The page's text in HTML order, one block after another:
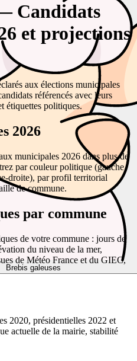
Brebis galeuses
Candidats
et projections
aux élections municipales
référencés avec leurs
étiquettes politiques.
2026
municipales 2026 dans plus de
par couleur politique (gauche,
droite), par profil territorial
de commune.
par commune
de votre commune : jours de
du niveau de la mer,
de Météo France et du GIEC,
2020, présidentielles 2022 et
actuelle de la mairie, stabilité